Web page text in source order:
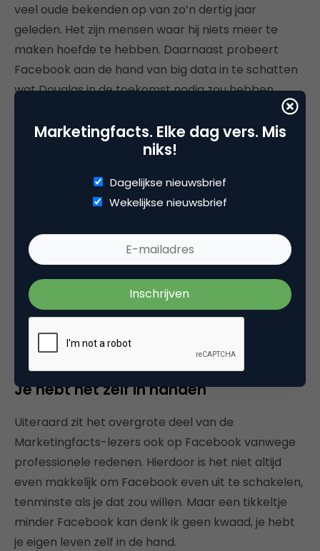
veel oude bekenden op van zo’n dertig jaar
geleden. Het zijn mensen waar hij niets meer te
maken hoefde te hebben. Daarnaast probeert
Facebook aan de hand van big data in te schatten
wat Douglas in de toekomst nodig zou hebben.
combinatie met de mensen uit zijn verleden, wordt
het hem onmogelijk gemaakt om nog normaal in
redenen om Facebook te verlaten. De rest vind je
. Als advies gaf hij ook om meer naar het
Het internet is veel groter dan
alleen Facebook. Dat vergeten
sommige mensen weleens.
Je hebt het zelf in handen
Uiteraard zit het overgrote deel van de
Marketingfacts-lezers ook op Facebook vanwege
professionele redenen. Hierdoor is het niet altijd
even makkelijk om Facebook even uit te schakelen,
tenminste als je dat zou willen. Maar een tikkeltje
minder Facebook kan denk ik geen kwaad, je hebt
je eigen leven zelf in de hand.
Marketingfacts. Elke dag vers. Mis
niks!
Dagelijkse nieuwsbrief
Wekelijkse nieuwsbrief